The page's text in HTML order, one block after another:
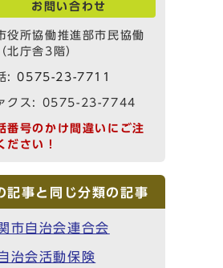
お問い合わせ
役所協働推進部市民協働
北庁舎3階）
:0575-23-7711
クス: 0575-23-7744
番号のかけ間違いにご注
ださい！
記事と同じ分類の記事
市自治会連合会
治会活動保険